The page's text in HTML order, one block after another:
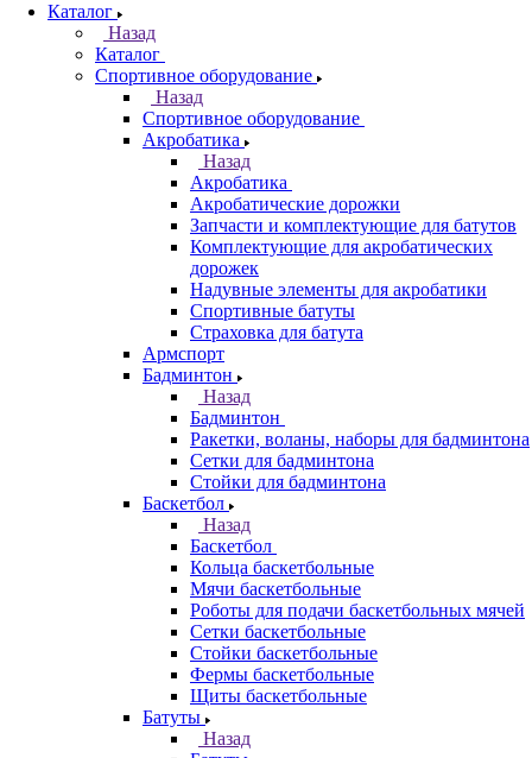
Каталог
Назад
Каталог
Спортивное оборудование
Назад
Спортивное оборудование
Акробатика
Назад
Акробатика
Акробатические дорожки
Запчасти и комплектующие для батутов
Комплектующие для акробатических
дорожек
Надувные элементы для акробатики
Спортивные батуты
Страховка для батута
Армспорт
Бадминтон
Назад
Бадминтон
Ракетки, воланы, наборы для бадминтона
Сетки для бадминтона
Стойки для бадминтона
Баскетбол
Назад
Баскетбол
Кольца баскетбольные
Мячи баскетбольные
Роботы для подачи баскетбольных мячей
Сетки баскетбольные
Стойки баскетбольные
Фермы баскетбольные
Щиты баскетбольные
Батуты
Назад